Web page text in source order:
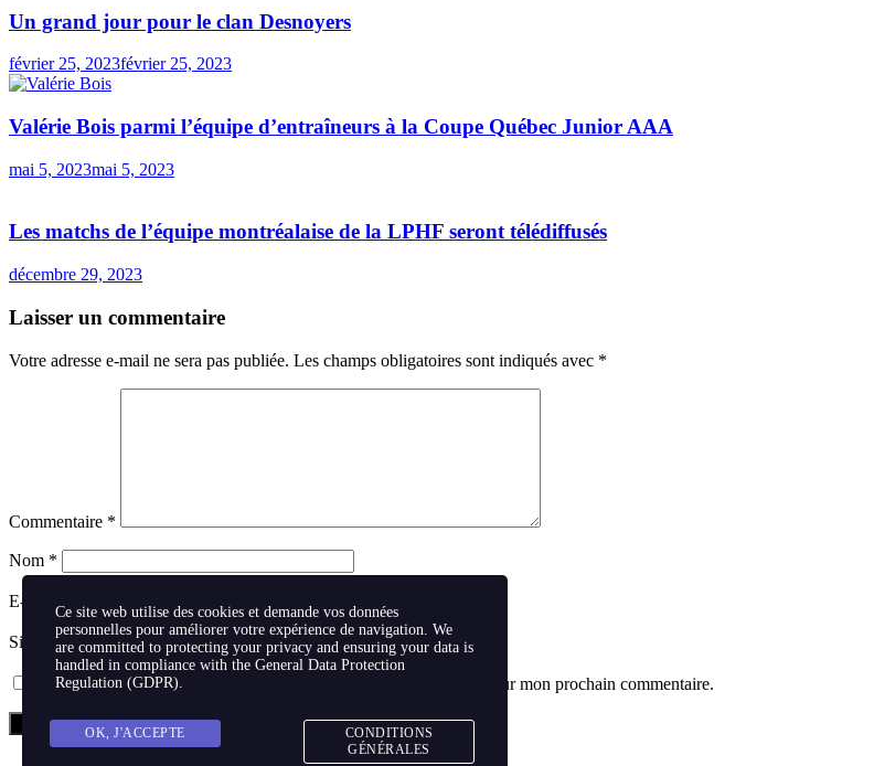
Un grand jour pour le clan Desnoyers
février 25, 2023février 25, 2023
Valérie Bois parmi l’équipe d’entraîneurs à la Coupe Québec Junior AAA
mai 5, 2023mai 5, 2023
Les matchs de l’équipe montréalaise de la LPHF seront télédiffusés
décembre 29, 2023
Laisser un commentaire
Votre adresse e-mail ne sera pas publiée. Les champs obligatoires sont indiqués avec *
Commentaire *
Nom *
E-mail
Site web
Enregistrer mon nom, mon e-mail et mon site dans le navigateur pour mon prochain commentaire.
Ce site web utilise des cookies et demande vos données
personnelles pour améliorer votre expérience de navigation. We
are committed to protecting your privacy and ensuring your data is
handled in compliance with the General Data Protection
Regulation (GDPR).
OK, J'ACCEPTE
CONDITIONS
GÉNÉRALES